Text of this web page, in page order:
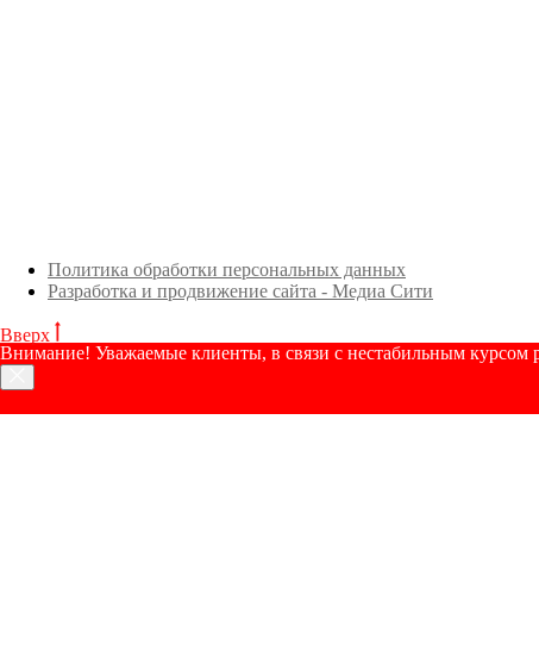
Политика обработки персональных данных
Разработка и продвижение сайта - Медиа Сити
Вверх
Внимание! Уважаемые клиенты, в связи с нестабильным курсом